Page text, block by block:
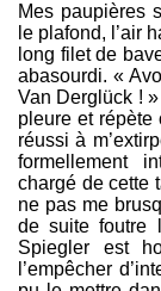
Mes paupières
le plafond, l’air
long filet de
abasourdi. «
Van Derglück !
pleure et
réussi à
formellement
chargé de cette
ne pas me
de suite foutre
Spiegler est
l’empêcher